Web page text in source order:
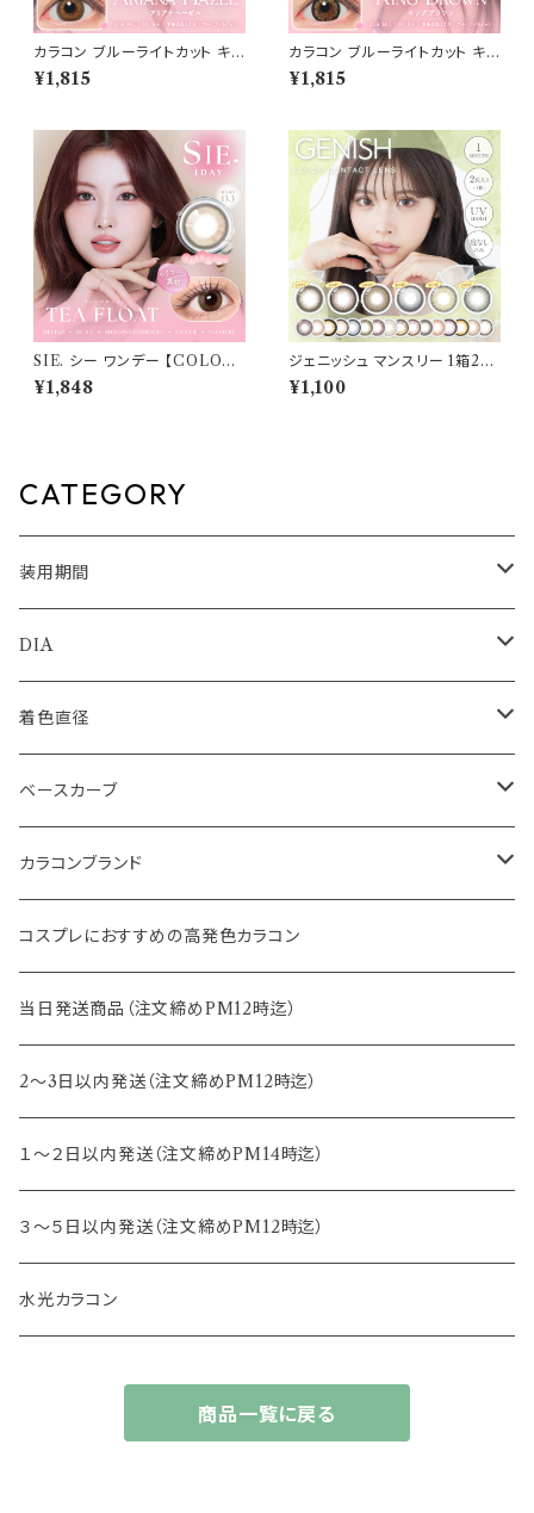
カラコン ブルーライトカット キャ
ンディーマジック ワンデー 【CO
LOR：アリアナヘーゼル】1箱10
ーカラコン コンタクトレンズ
¥1,815
カラコン ブルーライトカット キャ
ンディーマジック ワンデー 【CO
LOR：キングブラウン】1箱10枚
コン コンタクトレンズ
¥1,815
SIE. シー ワンデー 【COLOR：
ティーフロート 】 1箱10枚入 シ
リコーン 回らない水光レンズ M
ベージュ グレー 1日使い捨て
¥1,848
ジェニッシュ マンスリー 1箱2枚
カラコン 度なし カラーコンタク
ト 1ヶ月 ワンマンス コンタクトレ
¥1,100
CATEGORY
装用期間
1day
1month
2ｗeek
DIA
14.0mm
14.1mm
14.2mm
14.5mm
15.0mm
14.4mm
着色直径
12.5mm
12.8mm
13.0mm
13.2mm
13.3mm
13.4mm
13.5mm
13.6mm
ベースカーブ
8.6mm
8.7mm
8.8mm
8.5mm
カラコンブランド
エバーカラー
エヌズコレクション
トパーズ
キャンディーマジック
レヴィア
チュチュ
コスプレにおすすめの高発色カラコン
当日発送商品（注文締めPM12時迄）
2～3日以内発送（注文締めPM12時迄）
１～２日以内発送（注文締めPM14時迄）
３～５日以内発送（注文締めPM12時迄）
水光カラコン
商品一覧に戻る